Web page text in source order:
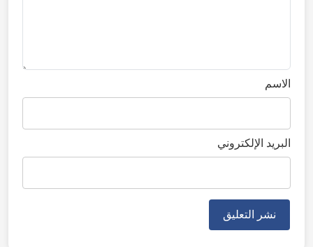
الاسم
البريد الإلكتروني